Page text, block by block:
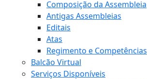
Composição da Assembleia
Antigas Assembleias
Editais
Atas
Regimento e Competências
Balcão Virtual
Serviços Disponíveis